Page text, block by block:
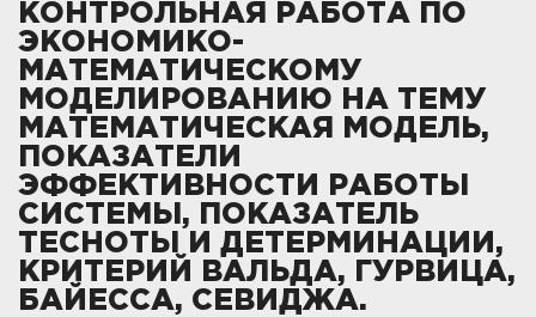
КОНТРОЛЬНАЯ РАБОТА ПО
ЭКОНОМИКО-
МАТЕМАТИЧЕСКОМУ
МОДЕЛИРОВАНИЮ НА ТЕМУ
МАТЕМАТИЧЕСКАЯ МОДЕЛЬ,
ПОКАЗАТЕЛИ
ЭФФЕКТИВНОСТИ РАБОТЫ
СИСТЕМЫ, ПОКАЗАТЕЛЬ
ТЕСНОТЫ И ДЕТЕРМИНАЦИИ,
КРИТЕРИЙ ВАЛЬДА, ГУРВИЦА,
БАЙЕССА, СЕВИДЖА.